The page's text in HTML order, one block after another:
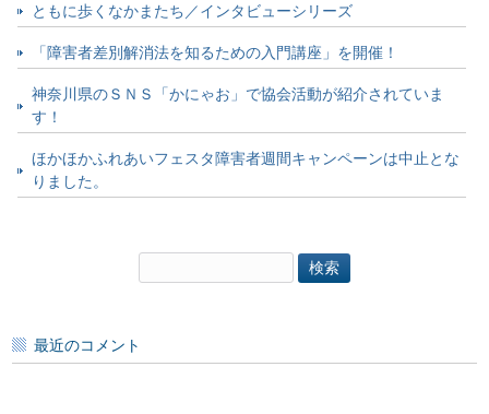
ともに歩くなかまたち／インタビューシリーズ
「障害者差別解消法を知るための入門講座」を開催！
神奈川県のＳＮＳ「かにゃお」で協会活動が紹介されていま
す！
ほかほかふれあいフェスタ障害者週間キャンペーンは中止とな
りました。
索:
最近のコメント